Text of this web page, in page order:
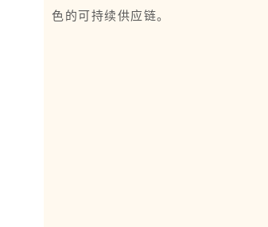
色的可持续供应链。